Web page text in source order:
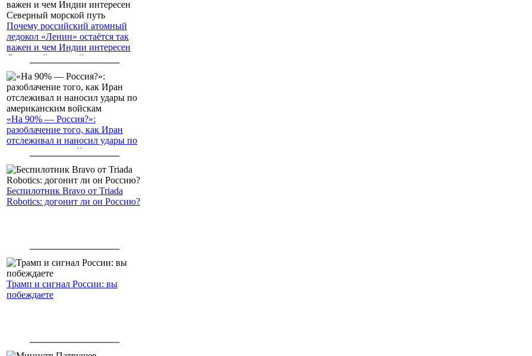
Почему российский атомный
ледокол «Ленин» остаётся так
важен и чем Индии интересен
Северный морской путь
«На 90% — Россия?»:
разоблачение того, как Иран
отслеживал и наносил удары по
американским войскам
Беспилотник Bravo от Triada
Robotics: догонит ли он Россию?
Трамп и сигнал России: вы
побеждаете